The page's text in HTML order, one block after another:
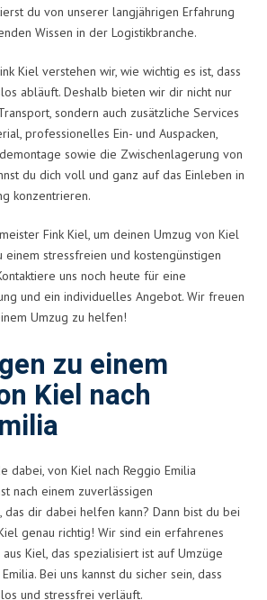
du von unserer langjährigen Erfahrung
Wissen in der Logistikbranche.
Kiel verstehen wir, wie wichtig es ist, dass
abläuft. Deshalb bieten wir dir nicht nur
sondern auch zusätzliche Services
professionelles Ein- und Auspacken,
sowie die Zwischenlagerung von
du dich voll und ganz auf das Einleben in
konzentrieren.
Fink Kiel, um deinen Umzug von Kiel
einem stressfreien und kostengünstigen
uns noch heute für eine
und ein individuelles Angebot. Wir freuen
Umzug zu helfen!
zu einem
Kiel nach
dabei, von Kiel nach Reggio Emilia
nach einem zuverlässigen
das dir dabei helfen kann? Dann bist du bei
genau richtig! Wir sind ein erfahrenes
Kiel, das spezialisiert ist auf Umzüge
Bei uns kannst du sicher sein, dass
und stressfrei verläuft.